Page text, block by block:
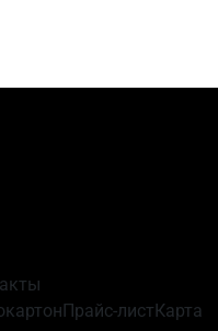
Прайс-листКарта